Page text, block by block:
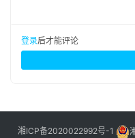
登录后才能评论
湘ICP备2020022992号-1